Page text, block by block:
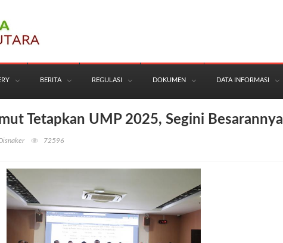
BERITA REGULASI DOKUMEN DATA INFORMASI
Tetapkan UMP 2025, Segini Besarannya
72596